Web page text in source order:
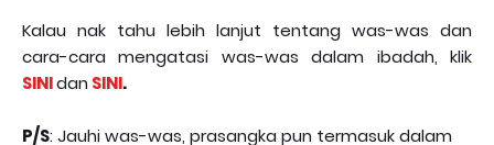
Kalau nak tahu lebih lanjut tentang was-was dan
cara-cara mengatasi was-was dalam ibadah, klik
SINIdan SINI.
P/S: Jauhi was-was, prasangka pun termasuk dalam